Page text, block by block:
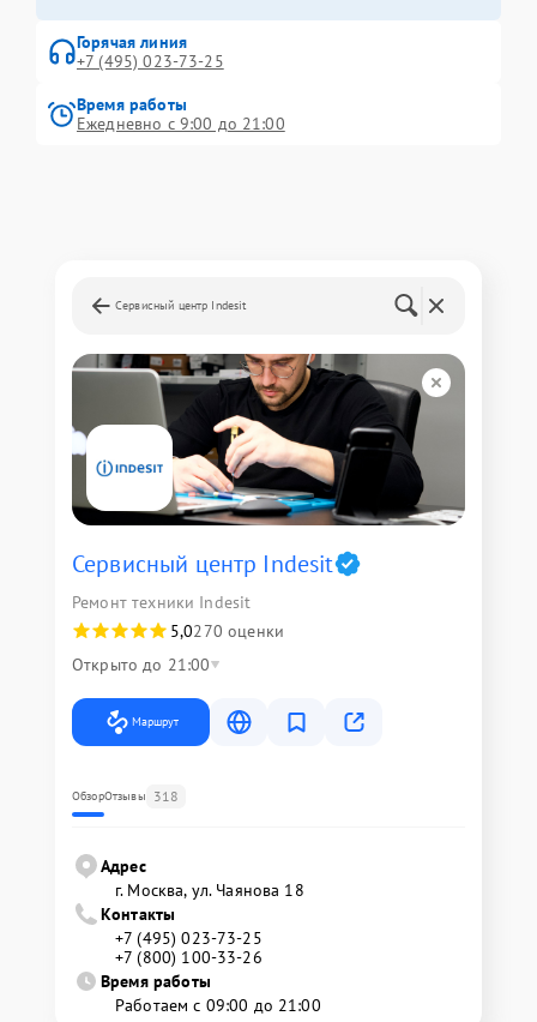
Горячая линия
+7 (495) 023-73-25
Время работы
Ежедневно с 9:00 до 21:00
Сервисный центр Indesit
Сервисный центр Indesit
Ремонт техники Indesit
5,0270 оценки
Открыто до 21:00
Маршрут
ОбзорОтзывы 318
Адрес
г. Москва, ул. Чаянова 18
Контакты
+7 (495) 023-73-25
+7 (800) 100-33-26
Время работы
Работаем с 09:00 до 21:00